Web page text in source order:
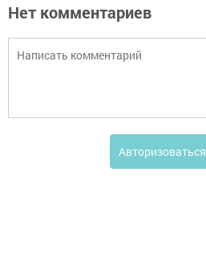
Нет комментариев
Авторизоваться